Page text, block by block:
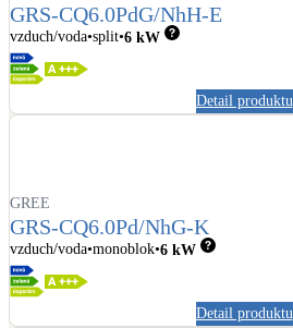
GRS-CQ6.0PdG/NhH-E
vzduch/voda split 6 kW
Detail produktu
GREE
GRS-CQ6.0Pd/NhG-K
vzduch/voda monoblok 6 kW
Detail produktu